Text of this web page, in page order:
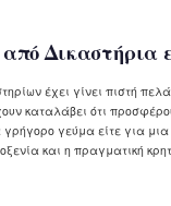
Δικαστήρια
έχει γίνει πιστή
καταλάβει ότι
γρήγορο γεύμα είτε για
και η πραγματική